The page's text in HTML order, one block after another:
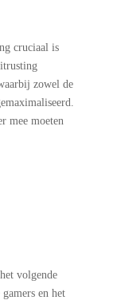
cruciaal is
zowel de
mee moeten
volgende
en het